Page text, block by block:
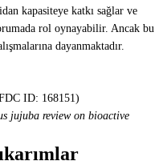
kapasiteye katkı sağlar ve
rol oynayabilir. Ancak bu
dayanmaktadır.
ID: 168151)
jujuba review on bioactive